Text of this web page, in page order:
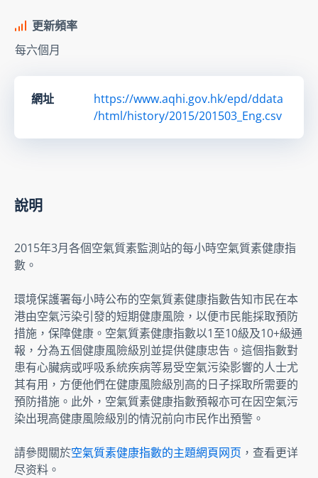
更新頻率
每六個月
網址
https://www.aqhi.gov.hk/epd/ddata
/html/history/2015/201503_Eng.csv
說明
2015年3月各個空氣質素監測站的每小時空氣質素健康指
數。
環境保護署每小時公布的空氣質素健康指數告知市民在本
港由空氣污染引發的短期健康風險，以便市民能採取預防
措施，保障健康。空氣質素健康指數以1至10級及10+級通
報，分為五個健康風險級別並提供健康忠告。這個指數對
患有心臟病或呼吸系統疾病等易受空氣污染影響的人士尤
其有用，方便他們在健康風險級別高的日子採取所需要的
預防措施。此外，空氣質素健康指數預報亦可在因空氣污
染出現高健康風險級別的情況前向市民作出預警。
請參閱關於空氣質素健康指數的主題網頁网页 ，查看更详
尽资料。